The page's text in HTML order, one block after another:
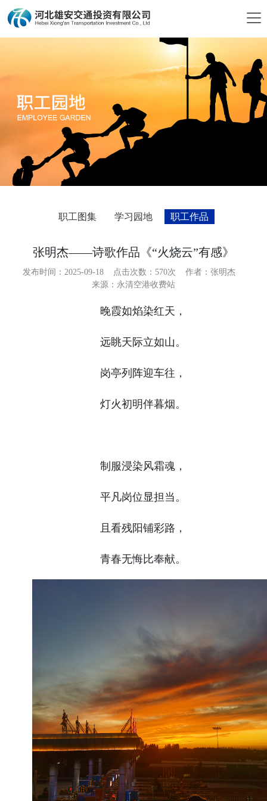
职工图集 学习园地 职工作品
张明杰——诗歌作品《“火烧云”有感》
发布时间：2025-09-18 点击次数： 570次
作者：张明杰
来源：永清空港收费站
晚霞如焰染红天，
远眺天际立如山。
岗亭列阵迎车往，
灯火初明伴暮烟。
制服浸染风霜魂，
平凡岗位显担当。
且看残阳铺彩路，
青春无悔比奉献。